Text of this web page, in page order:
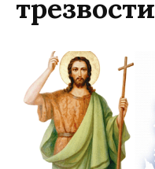
трезвости